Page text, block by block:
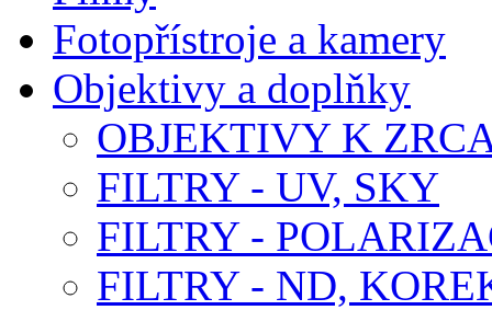
Fotopřístroje a kamery
Objektivy a doplňky
OBJEKTIVY K
FILTRY - UV, SKY
FILTRY -
FILTRY - ND,